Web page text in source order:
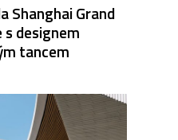
Shanghai Grand
s designem
tancem